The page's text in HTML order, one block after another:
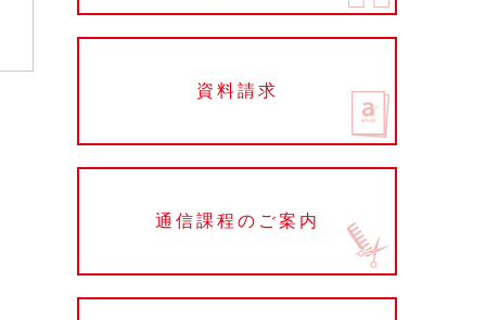
資料請求
通信課程のご案内